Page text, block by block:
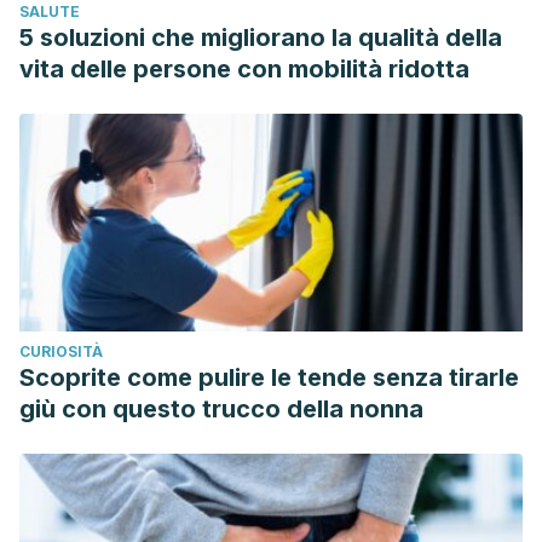
https://doi.org/10.1007/978-3-319-04414-9_128
SALUTE
5 soluzioni che migliorano la qualità della
vita delle persone con mobilità ridotta
CURIOSITÀ
Scoprite come pulire le tende senza tirarle
giù con questo trucco della nonna